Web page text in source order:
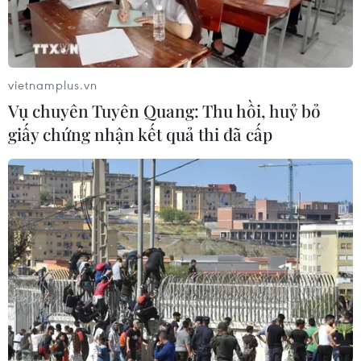
Đội tuyển Việt Nam nhận
thưởng 2 tỷ đồng sau thắng lợi trước
Indonesia
04/08/2026 04:16
Tuyển thủ Indonesia cúi đầu thành
khẩn xin lỗi người hâm mộ xứ vạn
đảo
04/08/2026 03:17
ASEAN Cup 2026: "Chìa khóa" giúp
tuyển Việt Nam quật ngã Indonesia
04/08/2026 03:05
vietnamplus.vn
Vụ chuyên Tuyên Quang: Thu hồi, huỷ bỏ
giấy chứng nhận kết quả thi đã cấp